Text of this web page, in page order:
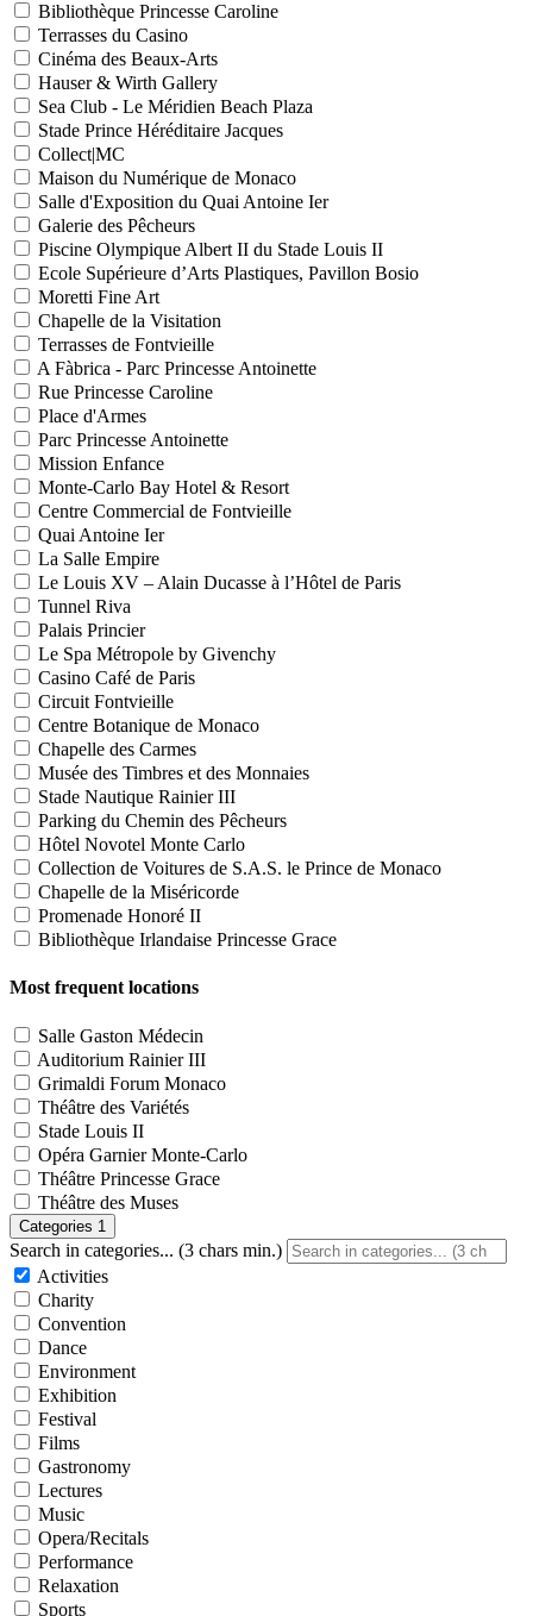
Bibliothèque Princesse Caroline
Terrasses du Casino
Cinéma des Beaux-Arts
Hauser & Wirth Gallery
Sea Club - Le Méridien Beach Plaza
Stade Prince Héréditaire Jacques
Collect|MC
Maison du Numérique de Monaco
Salle d'Exposition du Quai Antoine Ier
Galerie des Pêcheurs
Piscine Olympique Albert II du Stade Louis II
Ecole Supérieure d’Arts Plastiques, Pavillon Bosio
Moretti Fine Art
Chapelle de la Visitation
Terrasses de Fontvieille
A Fàbrica - Parc Princesse Antoinette
Rue Princesse Caroline
Place d'Armes
Parc Princesse Antoinette
Mission Enfance
Monte-Carlo Bay Hotel & Resort
Centre Commercial de Fontvieille
Quai Antoine Ier
La Salle Empire
Le Louis XV – Alain Ducasse à l’Hôtel de Paris
Tunnel Riva
Palais Princier
Le Spa Métropole by Givenchy
Casino Café de Paris
Circuit Fontvieille
Centre Botanique de Monaco
Chapelle des Carmes
Musée des Timbres et des Monnaies
Stade Nautique Rainier III
Parking du Chemin des Pêcheurs
Hôtel Novotel Monte Carlo
Collection de Voitures de S.A.S. le Prince de Monaco
Chapelle de la Miséricorde
Promenade Honoré II
Bibliothèque Irlandaise Princesse Grace
Most frequent locations
Salle Gaston Médecin
Auditorium Rainier III
Grimaldi Forum Monaco
Théâtre des Variétés
Stade Louis II
Opéra Garnier Monte-Carlo
Théâtre Princesse Grace
Théâtre des Muses
Categories 1
Search in categories... (3 chars min.)
Activities
Charity
Convention
Dance
Environment
Exhibition
Festival
Films
Gastronomy
Lectures
Music
Opera/Recitals
Performance
Relaxation
Sports